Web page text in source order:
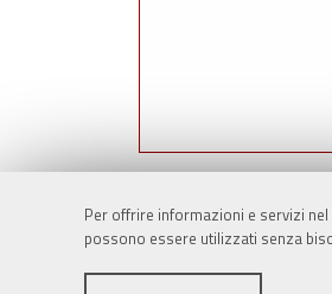
Per offrire informazioni e servizi
possono essere utilizzati senza
ultima modifica